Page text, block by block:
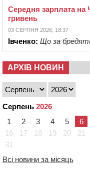
Середня зарплата на
гривень
03 СЕРПНЯ 2026, 18:37
Івченко: Що за
АРХІВ НОВИН
Серпень 2026
1
2 3 4 5 6
16
17 18 19 20 21
31
Всі новини за місяць